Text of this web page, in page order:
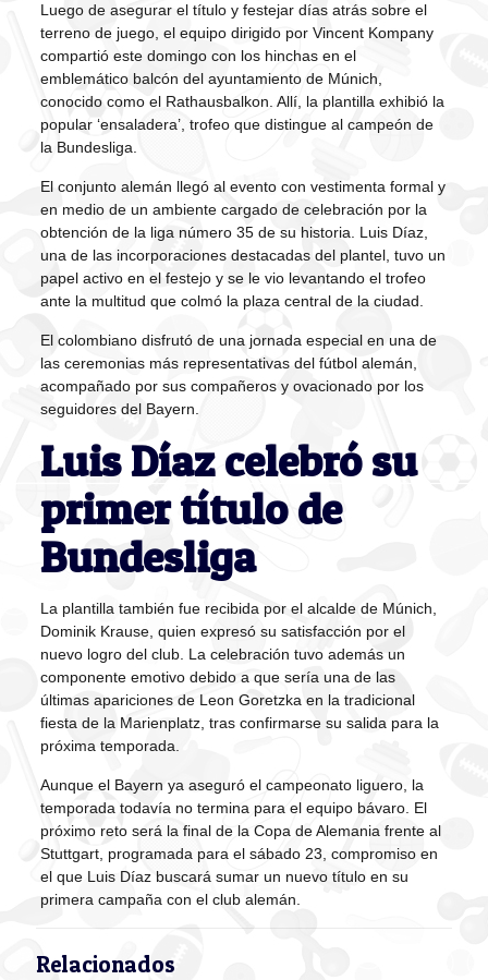
Luego de asegurar el título y festejar días atrás sobre el
terreno de juego, el equipo dirigido por Vincent Kompany
compartió este domingo con los hinchas en el
emblemático balcón del ayuntamiento de Múnich,
conocido como el Rathausbalkon. Allí, la plantilla exhibió la
popular ‘ensaladera’, trofeo que distingue al campeón de
la Bundesliga.
El conjunto alemán llegó al evento con vestimenta formal y
en medio de un ambiente cargado de celebración por la
obtención de la liga número 35 de su historia. Luis Díaz,
una de las incorporaciones destacadas del plantel, tuvo un
papel activo en el festejo y se le vio levantando el trofeo
ante la multitud que colmó la plaza central de la ciudad.
El colombiano disfrutó de una jornada especial en una de
las ceremonias más representativas del fútbol alemán,
acompañado por sus compañeros y ovacionado por los
seguidores del Bayern.
Luis Díaz celebró su
primer título de
Bundesliga
La plantilla también fue recibida por el alcalde de Múnich,
Dominik Krause, quien expresó su satisfacción por el
nuevo logro del club. La celebración tuvo además un
componente emotivo debido a que sería una de las
últimas apariciones de Leon Goretzka en la tradicional
fiesta de la Marienplatz, tras confirmarse su salida para la
próxima temporada.
Aunque el Bayern ya aseguró el campeonato liguero, la
temporada todavía no termina para el equipo bávaro. El
próximo reto será la final de la Copa de Alemania frente al
Stuttgart, programada para el sábado 23, compromiso en
el que Luis Díaz buscará sumar un nuevo título en su
primera campaña con el club alemán.
Relacionados